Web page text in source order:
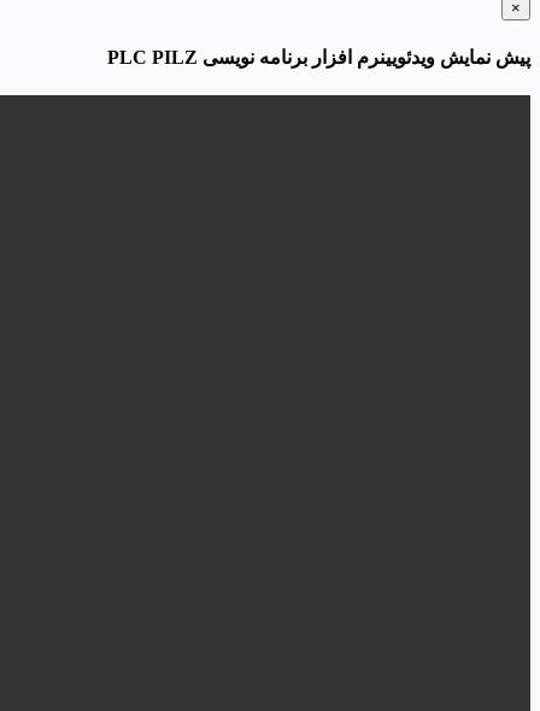
×
پیش نمایش ویدئویینرم افزار برنامه نویسی PLC PILZ